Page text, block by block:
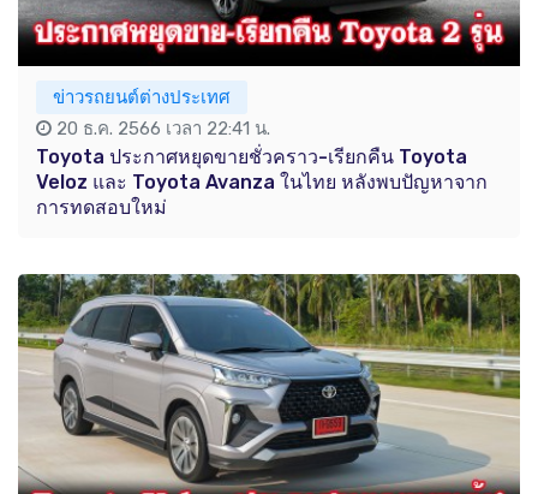
ข่าวรถยนต์ต่างประเทศ
20 ธ.ค. 2566 เวลา 22:41 น.
Toyota ประกาศหยุดขายชั่วคราว-เรียกคืน Toyota
Veloz และ Toyota Avanza ในไทย หลังพบปัญหาจาก
การทดสอบใหม่